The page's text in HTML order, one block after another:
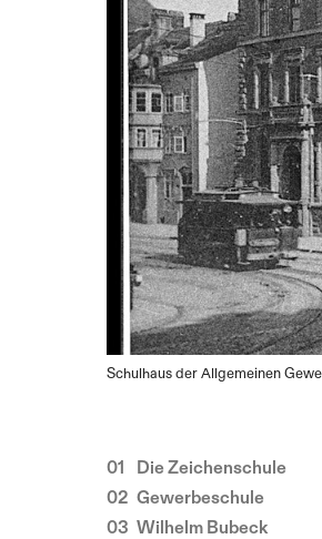
Schulhaus der Allgemeinen
Die Zeichenschule
Gewerbeschule
Wilhelm Bubeck